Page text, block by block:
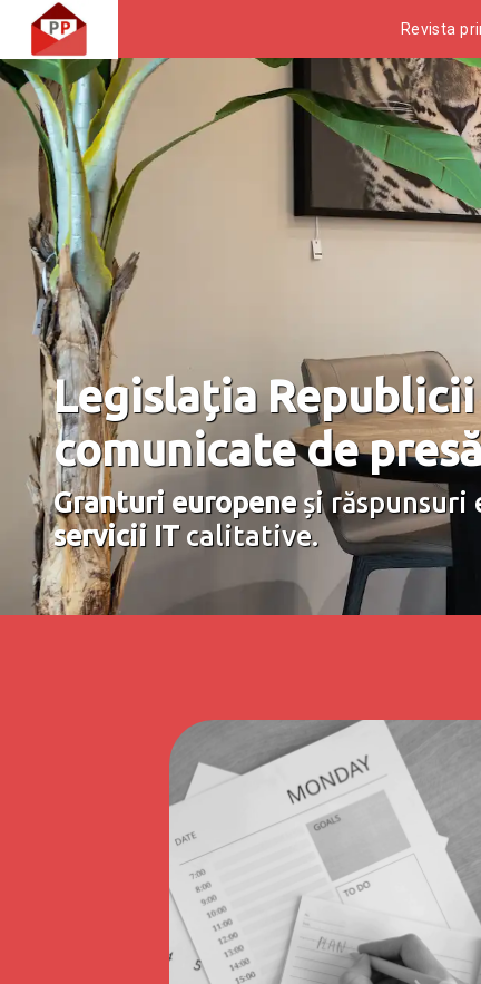
Revista
Legislația
comunicate de
Granturi europeneși răspunsuri
servicii ITcalitative.